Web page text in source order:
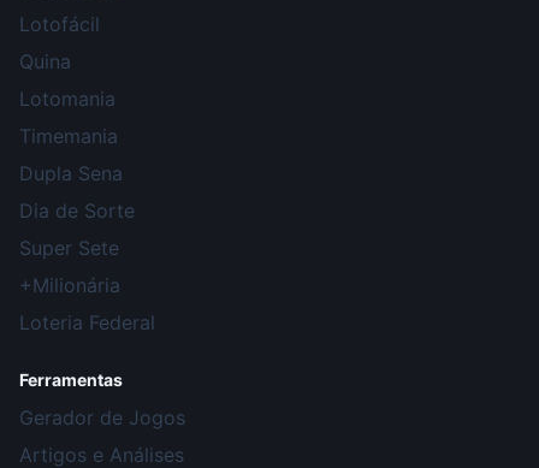
Lotofácil
Quina
Lotomania
Timemania
Dupla Sena
Dia de Sorte
Super Sete
+Milionária
Loteria Federal
Ferramentas
Gerador de Jogos
Artigos e Análises